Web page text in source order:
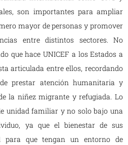
son importantes para ampliar
mayor de personas y promover
entre distintos sectores. No
que hace UNICEF a los Estados a
articulada entre ellos, recordando
prestar atención humanitaria y
la niñez migrante y refugiada. Lo
unidad familiar y no solo bajo una
ya que el bienestar de sus
para que tengan un entorno de